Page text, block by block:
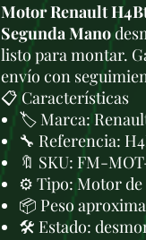
Motor Renault
Segunda Mano
listo para montar.
envío con
📋 Características
🏷️ Marca:
🔧 Referencia:
🔖 SKU: FM-
⚙️ Tipo: Motor de
📦 Peso
🛠 Estado: